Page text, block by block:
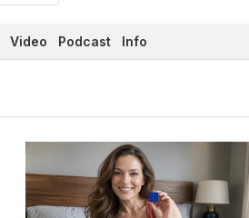
Video Podcast Info